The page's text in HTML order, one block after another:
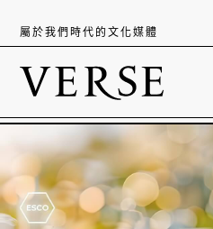
屬於我們時代的文化媒體